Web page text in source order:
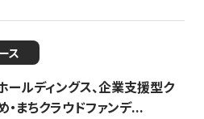
ス
ールディングス、企業支援型ク
・まちクラウドファンデ...